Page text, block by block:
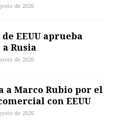
de 2026
EEUU aprueba
Rusia
de 2026
a Marco Rubio por el
con EEUU
de 2026